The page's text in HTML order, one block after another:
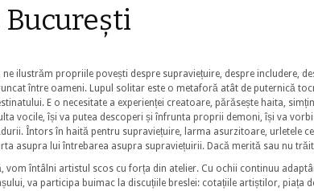
București
ilustrăm propriile povești despre supraviețuire, despre includere,
între oameni. Lupul solitar este o metaforă atât de puternică
E o necesitate a experienței creatoare, părăsește haita,
vocile, își va putea descoperi și înfrunta proprii demoni, își va vorbi
Întors în haită pentru supraviețuire, larma asurzitoare, urletele
asupra lui întrebarea asupra supraviețuirii. Dacă merită sau nu
vom întâlni artistul scos cu forța din atelier. Cu ochii continuu
va participa buimac la discuțiile breslei: cotațiile artiștilor, piața